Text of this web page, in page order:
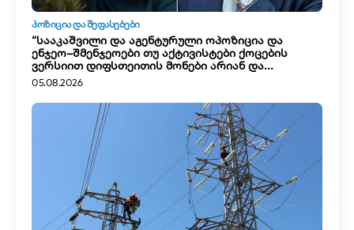
ᲞᲝᲖᲘᲪᲘᲐ ᲓᲐ ᲨᲔᲤᲐᲡᲔᲑᲔᲑᲘ
“სააკაშვილი და აგენტურული ოპოზიცია და
ენჯეო–შმენჯეოები თუ აქტივისტები ქოცების
ვერსიით დიფსთეითის მონები არიან და...
05.08.2026